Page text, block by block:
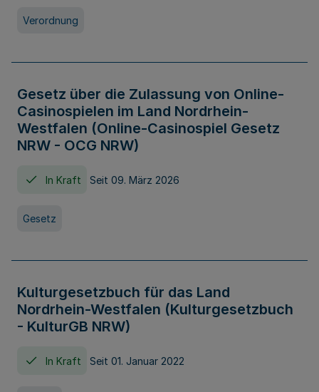
Verordnung
Gesetz über die Zulassung von Online-
Casinospielen im Land Nordrhein-
Westfalen (Online-Casinospiel Gesetz
NRW - OCG NRW)
In Kraft Seit 09. März 2026
Gesetz
Kulturgesetzbuch für das Land
Nordrhein-Westfalen (Kulturgesetzbuch
- KulturGB NRW)
In Kraft Seit 01. Januar 2022